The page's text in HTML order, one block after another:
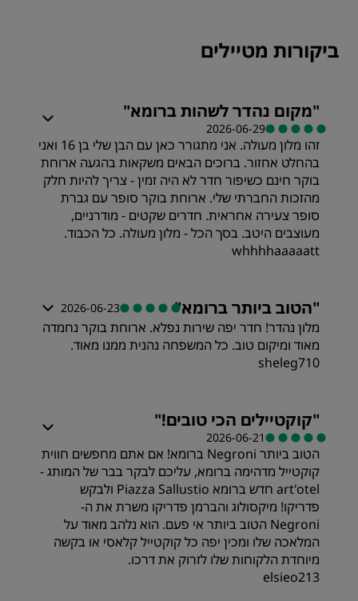
ביקורות מטיילים
"מקום נהדר לשהות ברומא"
2026-06-29
זהו מלון מעולה. אני מתגורר כאן עם הבן שלי בן 16 ואני
בהחלט אחזור. ברוכים הבאים משקאות בהגעה ארוחת
בוקר חינם כשיפור חדר לא היה זמין - צריך להיות חלק
מהזכות החברתי שלי. ארוחת בוקר סופר עם גברת
סופר צעירה אחראית. חדרים שקטים - מודרניים,
מעוצבים היטב. בסך הכל - מלון מעולה. כל הכבוד.
whhhhaaaaatt
"הטוב ביותר ברומא"
2026-06-23
מלון נהדר! חדר יפה שירות נפלא. ארוחת בוקר נחמדה
מאוד ומיקום טוב. כל המשפחה נהנית ממנו מאוד.
sheleg710
תמורה
איכות השינה
מקום
"קוקטיילים הכי טובים!"
2026-06-21
הטוב ביותר Negroni ברומא! אם אתם מחפשים חווית
קוקטייל מדהימה ברומא, עליכם לבקר בבר של המותג -
art'otel חדש ברומא Piazza Sallustio ולבקש
פדריקו! מיקסולוג והברמן פדריקו משרת את ה-
Negroni הטוב ביותר אי פעם. הוא נלהב מאוד על
המלאכה שלו ומכין יפה כל קוקטייל קלאסי או בקשה
מיוחדת הלקוחות שלו לזרוק את דרכו.
elsieo213